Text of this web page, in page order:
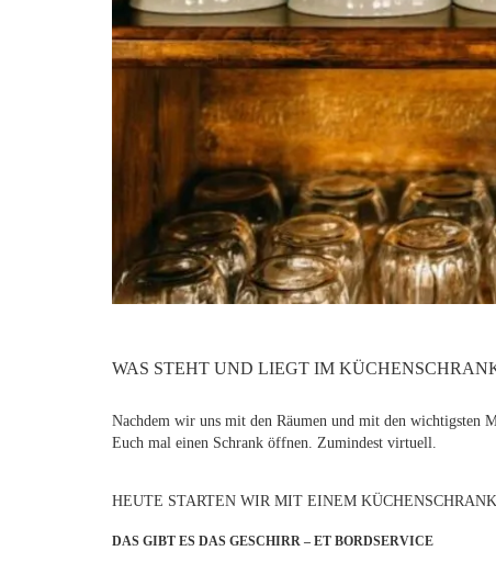
WAS STEHT UND LIEGT IM
Nachdem wir uns mit den Räumen und mit den wichtigsten
Euch mal einen Schrank öffnen. Zumindest virtuell.
HEUTE STARTEN WIR MIT EINEM
DAS GIBT ES DAS GESCHIRR – ET BORDSERVICE